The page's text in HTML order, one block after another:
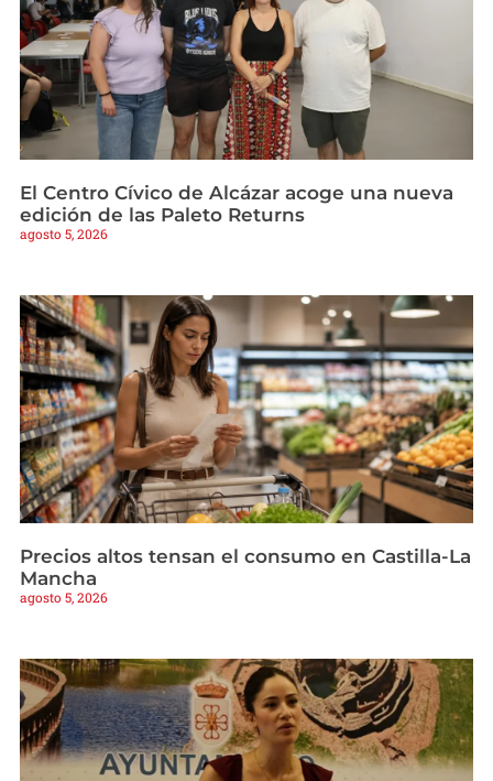
El Centro Cívico de Alcázar acoge una nueva
edición de las Paleto Returns
agosto 5, 2026
Precios altos tensan el consumo en Castilla-La
Mancha
agosto 5, 2026